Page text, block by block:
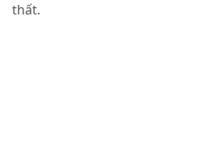
thất.